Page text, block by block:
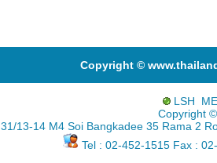
Copyright ©
LSH
Copyright
31/13-14 M4 Soi Bangkadee 35 Rama 2
Tel : 02-452-1515 Fax :